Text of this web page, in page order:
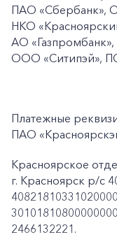
ПАО «Сбербанк»,
НКО
АО
ООО «Ситипэй»,
Платежные
ПАО
Красноярское
г. Красноярск p/c
2466132221.